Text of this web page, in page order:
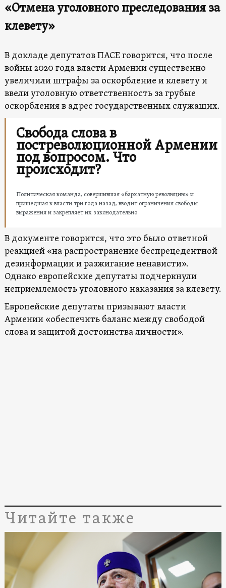
«Отмена уголовного преследования за
клевету»
В докладе депутатов ПАСЕ говорится, что после
войны 2020 года власти Армении существенно
увеличили штрафы за оскорбление и клевету и
ввели уголовную ответственность за грубые
оскорбления в адрес государственных служащих.
Свобода слова в
постреволюционной Армении
под вопросом. Что
происходит?
Политическая команда, совершившая «бархатную революцию» и
пришедшая к власти три года назад, вводит ограничения свободы
выражения и закрепляет их законодательно
В документе говорится, что это было ответной
реакцией «на распространение беспрецедентной
дезинформации и разжигание ненависти».
Однако европейские депутаты подчеркнули
неприемлемость уголовного наказания за клевету.
Европейские депутаты призывают власти
Армении «обеспечить баланс между свободой
слова и защитой достоинства личности».
Читайте также